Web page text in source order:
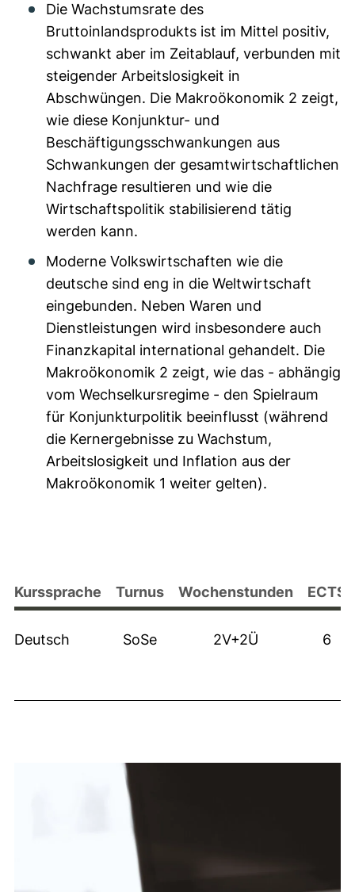
Die Wachstumsrate des
Bruttoinlandsprodukts ist im Mittel positiv,
schwankt aber im Zeitablauf, verbunden mit
steigender Arbeitslosigkeit in
Abschwüngen. Die Makroökonomik 2 zeigt,
wie diese Konjunktur- und
Beschäftigungsschwankungen aus
Schwankungen der gesamtwirtschaftlichen
Nachfrage resultieren und wie die
Wirtschaftspolitik stabilisierend tätig
werden kann.
Moderne Volkswirtschaften wie die
deutsche sind eng in die Weltwirtschaft
eingebunden. Neben Waren und
Dienstleistungen wird insbesondere auch
Finanzkapital international gehandelt. Die
Makroökonomik 2 zeigt, wie das - abhängig
vom Wechselkursregime - den Spielraum
für Konjunkturpolitik beeinflusst (während
die Kernergebnisse zu Wachstum,
Arbeitslosigkeit und Inflation aus der
Makroökonomik 1 weiter gelten).
Kurssprache Turnus Wochenstunden ECTS
Deutsch SoSe 2V+2Ü 6